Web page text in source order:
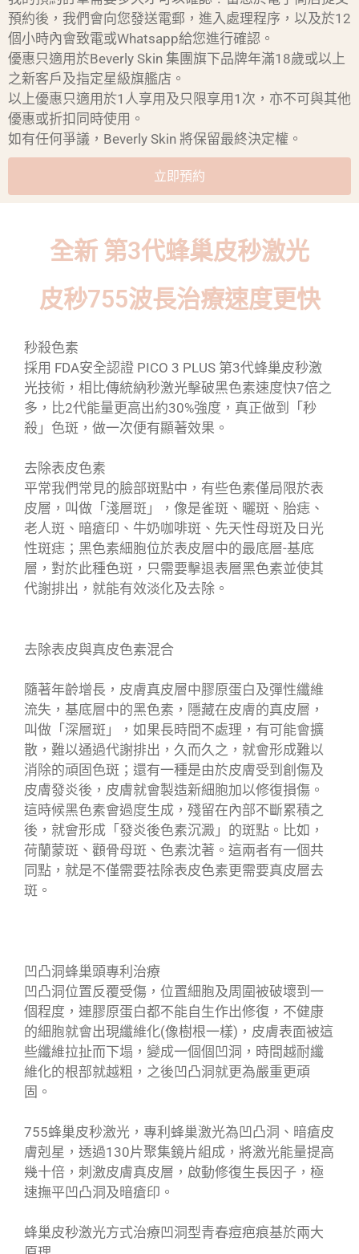
預約後，我們會向您發送電郵，進入處理程序，以及於12
個小時內會致電或Whatsapp給您進行確認。
優惠只適用於Beverly Skin 集團旗下品牌年滿18歲或以上
之新客戶及指定星級旗艦店。
以上優惠只適用於1人享用及只限享用1次，亦不可與其他
優惠或折扣同時使用。
如有任何爭議，Beverly Skin 將保留最終決定權。
立即預約
全新 第3代蜂巢皮秒激光
皮秒755波長治療速度更快
秒殺色素
採用 FDA安全認證 PICO 3 PLUS 第3代蜂巢皮秒激
光技術，相比傳統納秒激光擊破黑色素速度快7倍之
多，比2代能量更高出約30%強度，真正做到「秒
殺」色斑，做一次便有顯著效果。
去除表皮色素
平常我們常見的臉部斑點中，有些色素僅局限於表
皮層，叫做「淺層斑」，像是雀斑、曬斑、胎痣、
老人斑、暗瘡印、牛奶咖啡斑、先天性母斑及日光
性斑痣；黑色素細胞位於表皮層中的最底層-基底
層，對於此種色斑，只需要擊退表層黑色素並使其
代謝排出，就能有效淡化及去除。
去除表皮與真皮色素混合
隨著年齡增長，皮膚真皮層中膠原蛋白及彈性纖維
流失，基底層中的黑色素，隱藏在皮膚的真皮層，
叫做「深層斑」，如果長時間不處理，有可能會擴
散，難以通過代謝排出，久而久之，就會形成難以
消除的頑固色斑；還有一種是由於皮膚受到創傷及
皮膚發炎後，皮膚就會製造新細胞加以修復損傷。
這時候黑色素會過度生成，殘留在內部不斷累積之
後，就會形成「發炎後色素沉澱」的斑點。比如，
荷蘭蒙斑、顴骨母斑、色素沈著。這兩者有一個共
同點，就是不僅需要祛除表皮色素更需要真皮層去
斑。
凹凸洞蜂巢頭專利​治療
凹凸洞位置反覆受傷，位置細胞及周圍被破壞到一
個程度，連膠原蛋白都不能自生作出修復，不健康
的細胞就會出現纖維化(像樹根一樣)，皮膚表面被這
些纖維拉扯而下塌，變成一個個凹洞，時間越耐纖
維化的根部就越粗，之後凹凸洞就更為嚴重更頑
固。
755蜂巢皮秒激光，專利蜂巢激光為凹凸洞、暗瘡皮
膚剋星，透過130片聚集鏡片組成，將激光能量提高
幾十倍，刺激皮膚真皮層，啟動修復生長因子，極
速撫平凹凸洞及暗瘡印。
蜂巢皮秒激光方式治療凹洞型青春痘疤痕基於兩大